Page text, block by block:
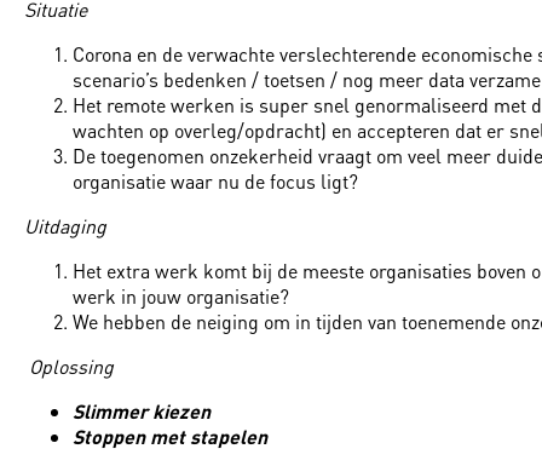
Situatie
Corona en de verwachte verslechterende
scenario’s bedenken / toetsen / nog meer data
Het remote werken is super snel genormaliseerd met
wachten op overleg/opdracht) en accepteren dat er
De toegenomen onzekerheid vraagt om veel meer
organisatie waar nu de focus ligt?
Uitdaging
Het extra werk komt bij de meeste organisaties boven
werk in jouw organisatie?
We hebben de neiging om in tijden van toenemende
Oplossing
Slimmer kiezen
Stoppen met stapelen